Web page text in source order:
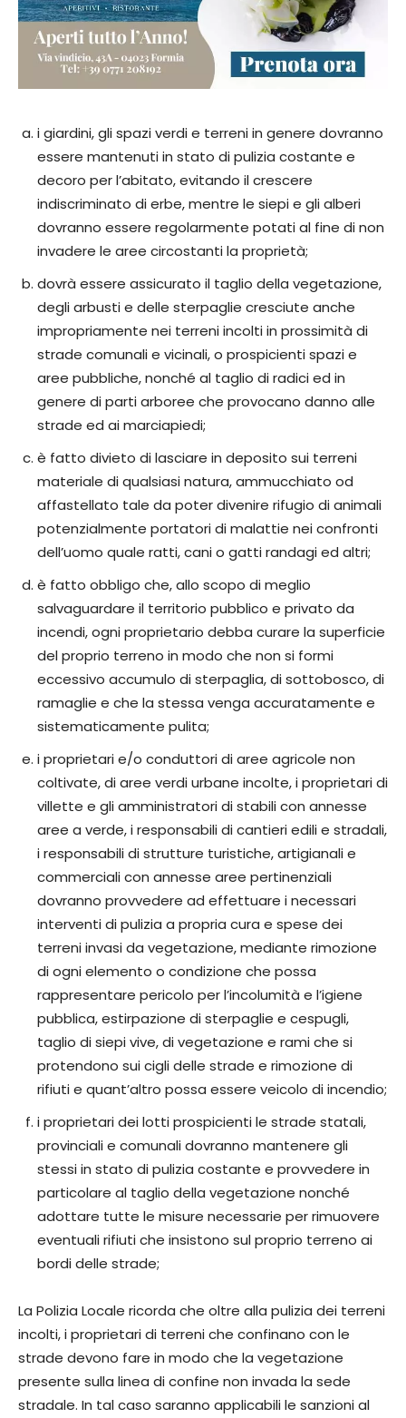
i giardini, gli spazi verdi e terreni in genere dovranno
essere mantenuti in stato di pulizia costante e
decoro per l’abitato, evitando il crescere
indiscriminato di erbe, mentre le siepi e gli alberi
dovranno essere regolarmente potati al fine di non
invadere le aree circostanti la proprietà;
dovrà essere assicurato il taglio della vegetazione,
degli arbusti e delle sterpaglie cresciute anche
impropriamente nei terreni incolti in prossimità di
strade comunali e vicinali, o prospicienti spazi e
aree pubbliche, nonché al taglio di radici ed in
genere di parti arboree che provocano danno alle
strade ed ai marciapiedi;
è fatto divieto di lasciare in deposito sui terreni
materiale di qualsiasi natura, ammucchiato od
affastellato tale da poter divenire rifugio di animali
potenzialmente portatori di malattie nei confronti
dell’uomo quale ratti, cani o gatti randagi ed altri;
è fatto obbligo che, allo scopo di meglio
salvaguardare il territorio pubblico e privato da
incendi, ogni proprietario debba curare la superficie
del proprio terreno in modo che non si formi
eccessivo accumulo di sterpaglia, di sottobosco, di
ramaglie e che la stessa venga accuratamente e
sistematicamente pulita;
i proprietari e/o conduttori di aree agricole non
coltivate, di aree verdi urbane incolte, i proprietari di
villette e gli amministratori di stabili con annesse
aree a verde, i responsabili di cantieri edili e stradali,
i responsabili di strutture turistiche, artigianali e
commerciali con annesse aree pertinenziali
dovranno provvedere ad effettuare i necessari
interventi di pulizia a propria cura e spese dei
terreni invasi da vegetazione, mediante rimozione
di ogni elemento o condizione che possa
rappresentare pericolo per l’incolumità e l’igiene
pubblica, estirpazione di sterpaglie e cespugli,
taglio di siepi vive, di vegetazione e rami che si
protendono sui cigli delle strade e rimozione di
rifiuti e quant’altro possa essere veicolo di incendio;
i proprietari dei lotti prospicienti le strade statali,
provinciali e comunali dovranno mantenere gli
stessi in stato di pulizia costante e provvedere in
particolare al taglio della vegetazione nonché
adottare tutte le misure necessarie per rimuovere
eventuali rifiuti che insistono sul proprio terreno ai
bordi delle strade;
La Polizia Locale ricorda che oltre alla pulizia dei terreni
incolti, i proprietari di terreni che confinano con le
strade devono fare in modo che la vegetazione
presente sulla linea di confine non invada la sede
stradale. In tal caso saranno applicabili le sanzioni al